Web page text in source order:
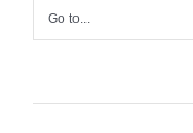
Go to...